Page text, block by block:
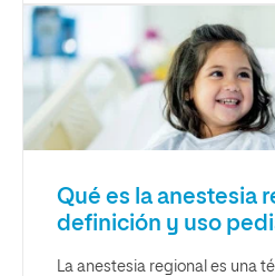
Qué es la anestesia
definición y uso
La anestesia regional es una